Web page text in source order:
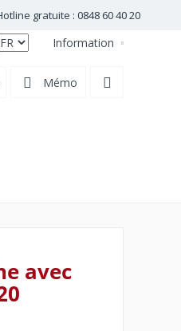
gratuite : 0848 60 40 20
FR Information
Mémo
avec